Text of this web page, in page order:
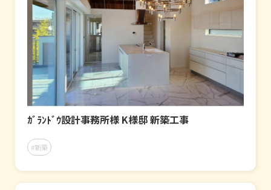
ｶﾞﾗﾝﾄﾞｳ設計事務所様 K様邸 新築工事
#新築